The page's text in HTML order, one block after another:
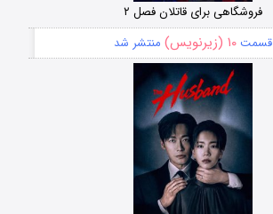
فروشگاهی برای قاتلان فصل ۲
قسمت۱۰ (زیرنویس) منتشر شد